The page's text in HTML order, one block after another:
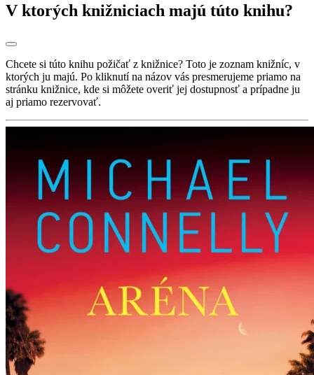
V ktorých knižniciach majú túto knihu?
Chcete si túto knihu požičať z knižnice? Toto je zoznam knižníc, v
ktorých ju majú. Po kliknutí na názov vás presmerujeme priamo na
stránku knižnice, kde si môžete overiť jej dostupnosť a prípadne ju
aj priamo rezervovať.